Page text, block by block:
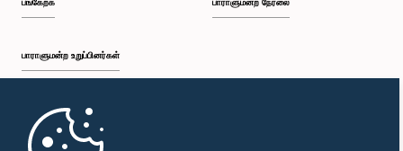
பாராளுமன்ற உறுப்பினர்கள்
முதற்பக்கம்